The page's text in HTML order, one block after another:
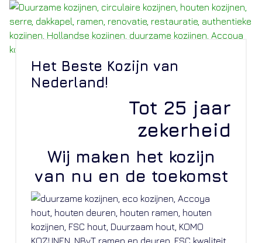
Het Beste Kozijn van
Nederland!
Tot 25 jaar
zekerheid
Wij maken het kozijn
van nu en de toekomst